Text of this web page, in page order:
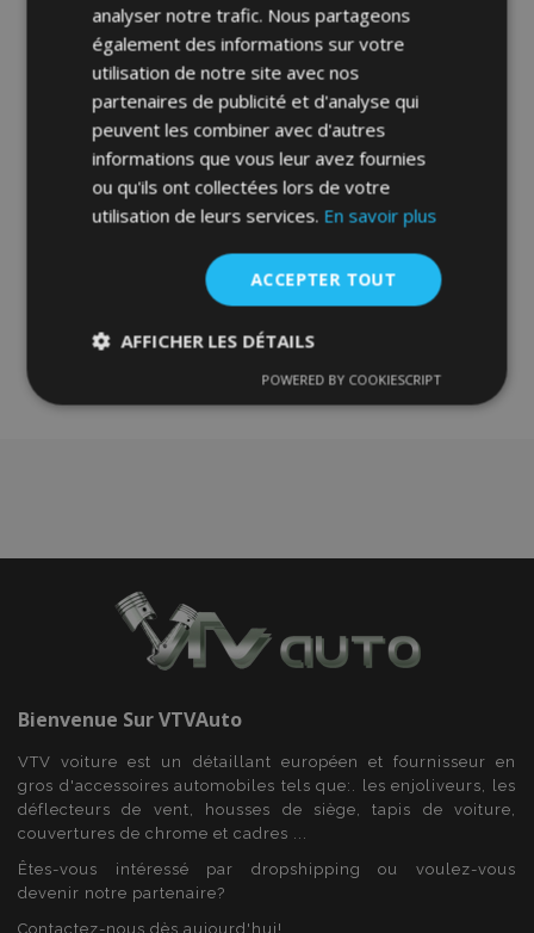
pour Nissan Terrano I 1987-1993 (4
pièces)
30,95 €
Ajouter Au Panier
à la
d'achats
Bienvenue SurVTVAuto
VTV voiture est un détaillant européen et fournisseur en
gros d'accessoires automobiles tels que:. les enjoliveurs, les
déflecteurs de vent, housses de siège, tapis de voiture,
couvertures de chrome et cadres ...
Êtes-vous intéressé par dropshipping ou voulez-vous
devenir notre partenaire?
Contactez-nous dès aujourd'hui!
analyser notre trafic. Nous partageons
également des informations sur votre
utilisation de notre site avec nos
partenaires de publicité et d'analyse qui
peuvent les combiner avec d'autres
informations que vous leur avez fournies
ou qu'ils ont collectées lors de votre
utilisation de leurs services. En savoir plus
ACCEPTER TOUT
AFFICHER LES DÉTAILS
nécessaires
Performance Ciblage
Strictement nécessaires
Performance
fonctionnalités de base du site Web telles que la
connexion des utilisateurs et la gestion des
comptes. Le site Web ne peut pas être utilisé
correctement sans les cookies strictement
nécessaires.
Nom
Fournisseur /
POWERED BY COOKIESCRIPT